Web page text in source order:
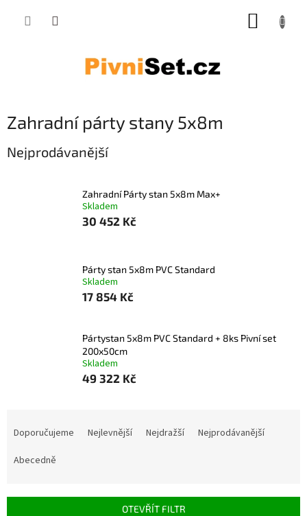
Zahradní párty stany 5x8m
Nejprodávanější
Zahradní Párty stan 5x8m Max+
Skladem
30 452 Kč
Párty stan 5x8m PVC Standard
Skladem
17 854 Kč
Pártystan 5x8m PVC Standard + 8ks Pivní set
200x50cm
Skladem
49 322 Kč
Doporučujeme Nejlevnější Nejdražší
Nejprodávanější
Abecedně
OTEVŘÍT FILTR